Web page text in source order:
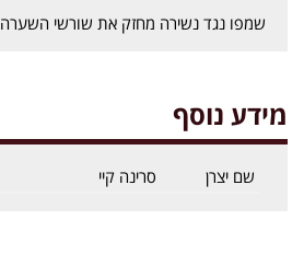
שמפו נגד נשירה מחזק את שורשי השערה
מידע נוסף
שם יצרן סרינה קיי